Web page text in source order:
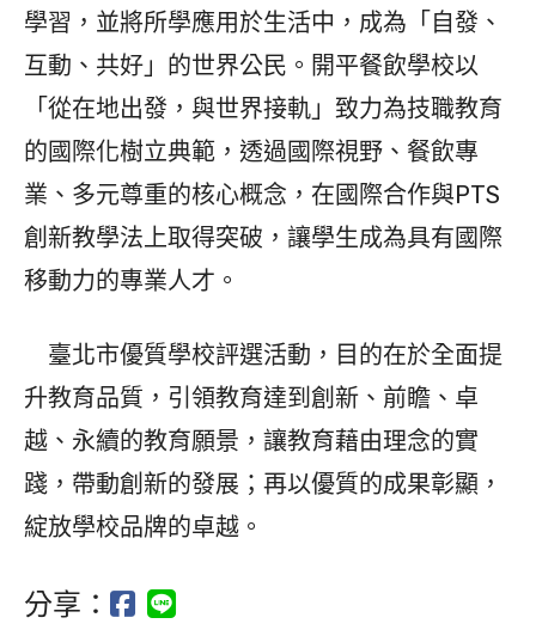
學習，並將所學應用於生活中，成為「自發、
互動、共好」的世界公民。開平餐飲學校以
「從在地出發，與世界接軌」致力為技職教育
的國際化樹立典範，透過國際視野、餐飲專
業、多元尊重的核心概念，在國際合作與PTS
創新教學法上取得突破，讓學生成為具有國際
移動力的專業人才。
臺北市優質學校評選活動，目的在於全面提
升教育品質，引領教育達到創新、前瞻、卓
越、永續的教育願景，讓教育藉由理念的實
踐，帶動創新的發展；再以優質的成果彰顯，
綻放學校品牌的卓越。
分享：